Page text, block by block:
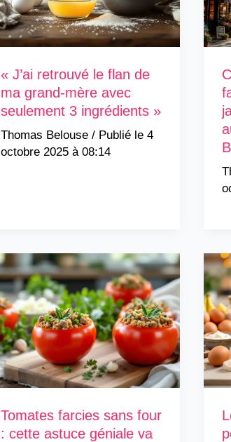
« J’ai retrouvé le flan de
ma grand-mère avec
seulement 3 ingrédients »
Thomas Belouse/
4
octobre 2025 à 08:14
Tomates farcies sans four
: cette astuce géniale va